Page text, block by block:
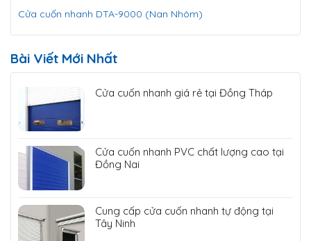
Cửa cuốn nhanh DTA-9000 (Nan Nhôm)
Bài Viết Mới Nhất
Cửa cuốn nhanh giá rẻ tại Đồng Tháp
Cửa cuốn nhanh PVC chất lượng cao tại
Đồng Nai
Cung cấp cửa cuốn nhanh tự động tại
Tây Ninh